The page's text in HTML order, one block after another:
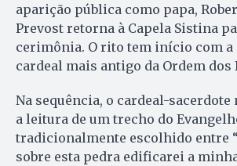
aparição pública como papa,
Prevost retorna à Capela Sistina
cerimônia. O rito tem início com a
cardeal mais antigo da Ordem dos
Na sequência, o cardeal-
a leitura de um trecho do
tradicionalmente escolhido entre
sobre esta pedra edificarei a